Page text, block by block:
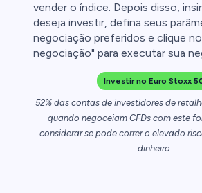
vender o índice. Depois disso,
deseja investir, defina seus
negociação preferidos e clique
negociação" para executar sua
Investir no Euro Stoxx
52% das contas de investidores de
quando negoceiam CFDs com este
considerar se pode correr o elevado
dinheiro.